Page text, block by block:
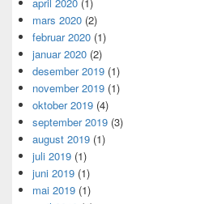
mars 2020 (2)
februar 2020 (1)
januar 2020 (2)
desember 2019 (1)
november 2019 (1)
oktober 2019 (4)
september 2019 (3)
august 2019 (1)
juli 2019 (1)
juni 2019 (1)
mai 2019 (1)